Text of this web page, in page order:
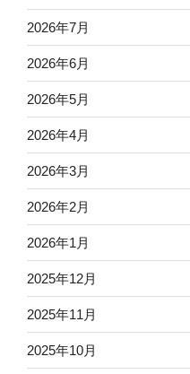
2026年7月
2026年6月
2026年5月
2026年4月
2026年3月
2026年2月
2026年1月
2025年12月
2025年11月
2025年10月